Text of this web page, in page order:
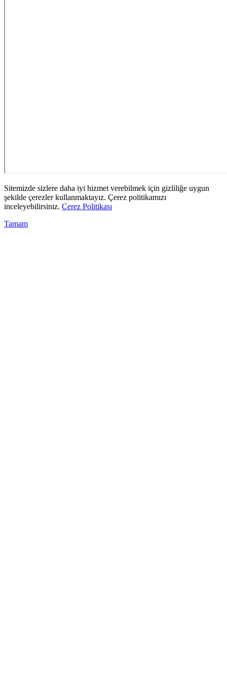
Sitemizde sizlere daha iyi hizmet verebilmek için gizliliğe uygun
şekilde çerezler kullanmaktayız. Çerez politikamızı
inceleyebilirsiniz. Çerez Politikası
Tamam